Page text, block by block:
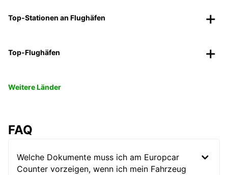
Top-Stationen an Flughäfen
Top-Flughäfen
Weitere Länder
FAQ
Welche Dokumente muss ich am Europcar
Counter vorzeigen, wenn ich mein Fahrzeug